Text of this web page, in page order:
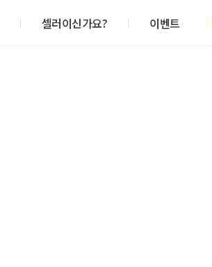
셀러이신가요? 이벤트